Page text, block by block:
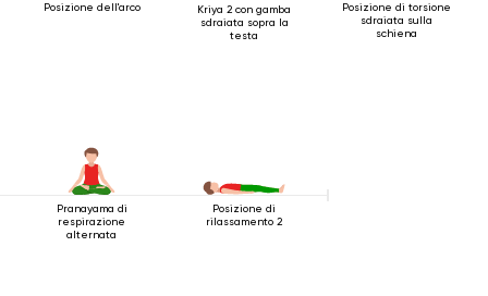
Posizione dell'arco
Kriya 2 con gamba
sdraiata sopra la
testa
Posizione di torsione
sdraiata sulla
schiena
Pranayama di
respirazione
alternata
Posizione di
rilassamento 2